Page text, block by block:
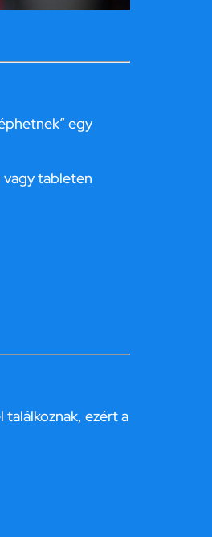
egy
vagy tableten
ezért a